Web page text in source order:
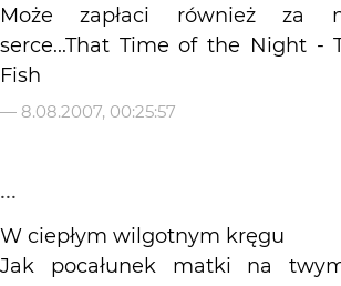
Może zapłaci również za
serce...That Time of the Night -
Fish
— 8.08.2007, 00:25:57
...
W ciepłym wilgotnym kręgu
Jak pocałunek matki na